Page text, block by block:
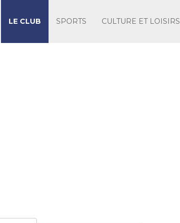
LE CLUB SPORTS CULTURE ET LOISIRS